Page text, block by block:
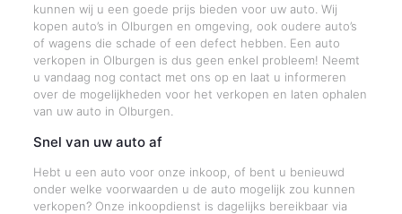
kunnen wij u een goede prijs bieden voor uw auto. Wij
kopen auto’s in Olburgen en omgeving, ook oudere auto’s
of wagens die schade of een defect hebben. Een auto
verkopen in Olburgen is dus geen enkel probleem! Neemt
u vandaag nog contact met ons op en laat u informeren
over de mogelijkheden voor het verkopen en laten ophalen
van uw auto in Olburgen.
Snel van uw auto af
Hebt u een auto voor onze inkoop, of bent u benieuwd
onder welke voorwaarden u de auto mogelijk zou kunnen
verkopen? Onze inkoopdienst is dagelijks bereikbaar via